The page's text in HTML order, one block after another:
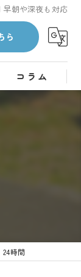
早朝や深夜も対応
ら
コラム
24時間